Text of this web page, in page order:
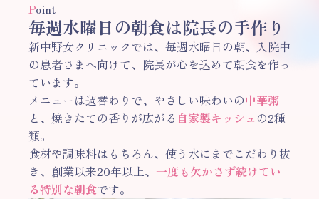
Point
毎週水曜日の朝食は院長の手作り
新中野女クリニックでは、毎週水曜日の朝、入院中
の患者さまへ向けて、院長が心を込めて朝食を作っ
ています。
メニューは週替わりで、やさしい味わいの中華粥
と、焼きたての香りが広がる 自家製キッシュ の2種
類。
食材や調味料はもちろん、使う水にまでこだわり抜
き、創業以来20年以上、 一度も欠かさず続けてい
る特別な朝食です。